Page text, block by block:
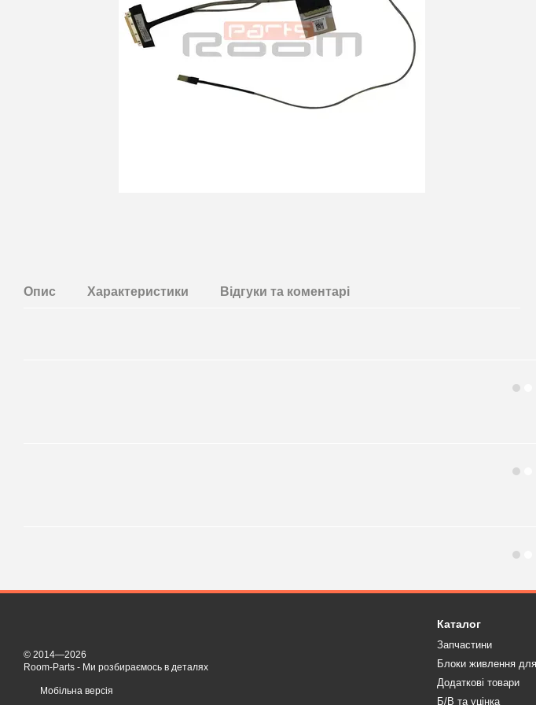
Опис Характеристики Відгуки та коментарi
© 2014—2026
Room-Parts - Ми розбираємось в деталях
Мобільна версія
Каталог
Запчастини
Блоки живлення
Додаткові товари
Б/В та уцінка